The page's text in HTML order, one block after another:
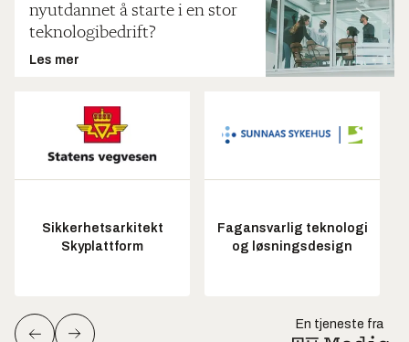
nyutdannet å starte i en stor
teknologibedrift?
Les mer
Sikkerhetsarkitekt
Skyplattform
Fagansvarlig teknologi
og løsningsdesign
En tjeneste fra